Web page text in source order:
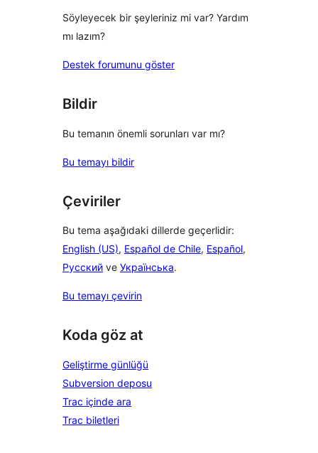
Söyleyecek bir şeyleriniz mi var? Yardım
mı lazım?
Destek forumunu göster
Bildir
Bu temanın önemli sorunları var mı?
Bu temayı bildir
Çeviriler
Bu tema aşağıdaki dillerde geçerlidir:
English (US), Español de Chile, Español,
Русский ve Українська.
Bu temayı çevirin
Koda göz at
Geliştirme günlüğü
Subversion deposu
Trac içinde ara
Trac biletleri